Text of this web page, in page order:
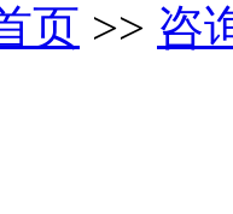
页 >> 咨